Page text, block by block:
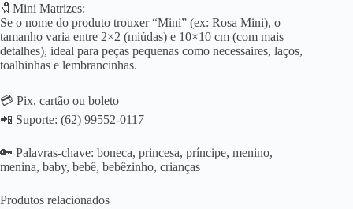
🧷Mini Matrizes:
Se o nome do produto trouxer “Mini” (ex: Rosa Mini), o
tamanho varia entre 2×2 (miúdas) e 10×10 cm (com mais
detalhes), ideal para peças pequenas como necessaires, laços,
toalhinhas e lembrancinhas.
💳 Pix, cartão ou boleto
📲 Suporte: (62) 99552-0117
🔑 Palavras-chave: boneca, princesa, príncipe, menino,
menina, baby, bebê, bebêzinho, crianças
Produtos relacionados